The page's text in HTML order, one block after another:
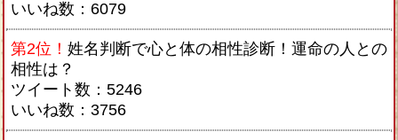
いいね数：6079
第2位！ 姓名判断で心と体の相性診断！運命の人との
相性は？
ツイート数：5246
いいね数：3756